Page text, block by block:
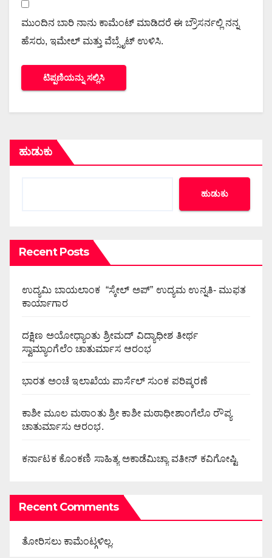
ಮುಂದಿನ ಬಾರಿ ನಾನು ಕಾಮೆಂಟ್ ಮಾಡಿದರೆ ಈ ಬ್ರೌಸರ್ನಲ್ಲಿ ನನ್ನ
ಹೆಸರು, ಇಮೇಲ್ ಮತ್ತು ವೆಬ್ಸೈಟ್ ಉಳಿಸಿ.
ಹುಡುಕು
ಹುಡುಕು
Recent Posts
ಉದ್ಯಮಿ ಬಾಯಲಾಂಕ “ಸ್ಕೇಲ್ ಅಪ್” ಉದ್ಯಮ ಉನ್ನತಿ- ಮುಫತ
ಕಾರ್ಯಾಗಾರ
ದಕ್ಷಿಣ ಅಯೋಧ್ಯಾಂತು ಶ್ರೀಮದ್ ವಿದ್ಯಾಧೀಶ ತೀರ್ಥ
ಸ್ವಾಮ್ಯಾಂಗೆಲೆಂ ಚಾತುರ್ಮಾಸ ಆರಂಭ
ಭಾರತ ಅಂಚೆ ಇಲಾಖೆಯ ಪಾರ್ಸೆಲ್ ಸುಂಕ ಪರಿಷ್ಕರಣೆ
ಕಾಶೀ ಮೂಲ ಮಠಾಂತು ಶ್ರೀ ಕಾಶೀ ಮಠಾಧೀಶಾಂಗೆಲೊ ರೌಪ್ಯ
ಚಾತುರ್ಮಾಸು ಆರಂಭ.
ಕರ್ನಾಟಕ ಕೊಂಕಣಿ ಸಾಹಿತ್ಯ ಅಕಾಡೆಮಿಚ್ಯಾ ವತೀನ್ ಕವಿಗೋಷ್ಟಿ
Recent Comments
ತೋರಿಸಲು ಕಾಮೆಂಟ್ಗಳಿಲ್ಲ.